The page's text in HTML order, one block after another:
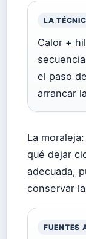
LA
Calor +
el paso
arrancar
La
qué dejar
adecuada,
conservar
FUENTES